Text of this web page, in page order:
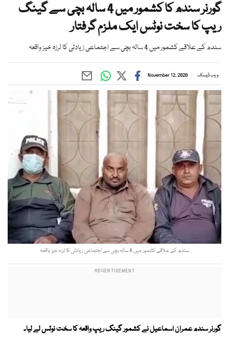
گورنر سندھ کا کشمور میں 4 سالہ بچی سے گینگ
ریپ کا سخت نوٹس ایک ملزم گرفتار
سندھ کے علاقے کشمور میں 4 سالہ بچی سے اجتماعی زیادتی کا لرزہ خیز واقعہ
ویب ڈیسک November 12, 2020
سندھ کے علاقے کشمور میں 4 سالہ بچی سے اجتماعی زیادتی کا لرزہ خیز واقعہ
گورنر سندھ عمران اسماعیل نے کشمور گینگ ریپ واقعہ کا سخت نوٹس لے لیا۔